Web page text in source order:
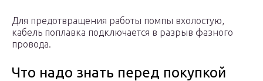
Для предотвращения работы помпы вхолостую,
кабель поплавка подключается в разрыв фазного
провода.
Что надо знать перед покупкой